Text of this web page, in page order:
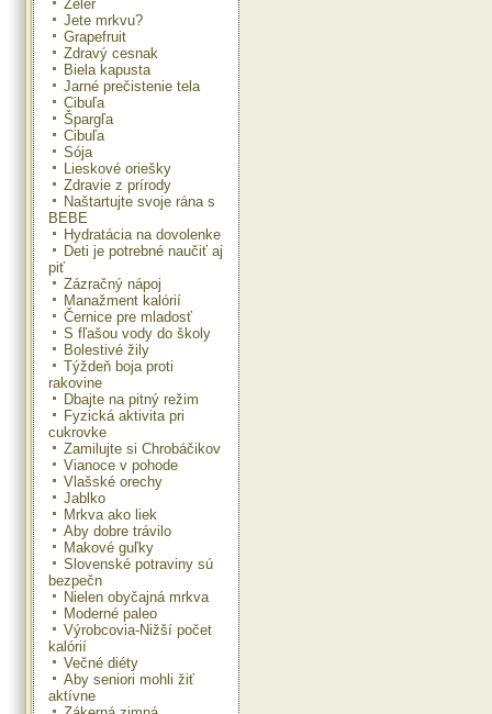
Zeler
Jete mrkvu?
Grapefruit
Zdravý cesnak
Biela kapusta
Jarné prečistenie tela
Cibuľa
Špargľa
Cibuľa
Sója
Lieskové oriešky
Zdravie z prírody
Naštartujte svoje rána s
BEBE
Hydratácia na dovolenke
Deti je potrebné naučiť aj
piť
Zázračný nápoj
Manažment kalórií
Černice pre mladosť
S fľašou vody do školy
Bolestivé žily
Týždeň boja proti
rakovine
Dbajte na pitný režim
Fyzická aktivita pri
cukrovke
Zamilujte si Chrobáčikov
Vianoce v pohode
Vlašské orechy
Jablko
Mrkva ako liek
Aby dobre trávilo
Makové guľky
Slovenské potraviny sú
bezpečn
Nielen obyčajná mrkva
Moderné paleo
Výrobcovia-Nižší počet
kalórií
Večné diéty
Aby seniori mohli žiť
aktívne